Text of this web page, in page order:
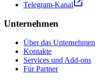
Telegram-Kanal
Unternehmen
Über das Unternehmen
Kontakte
Services und Add-ons
Für Partner